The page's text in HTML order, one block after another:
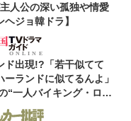
人公の深い孤独や情愛
ジョ韓ドラ】
ド出現!?「若干似てて
ランドに似てるんよ」
“一人バイキング・ロ
もらった」